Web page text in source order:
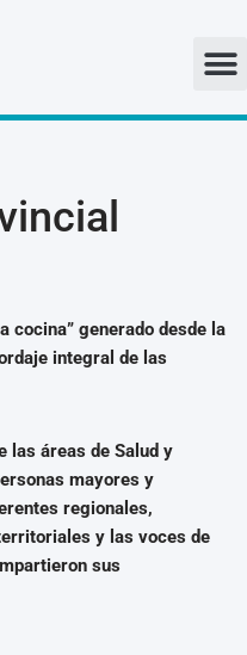
cocina” generado desde la
integral de las
las áreas de Salud y
mayores y
regionales,
y las voces de
sus